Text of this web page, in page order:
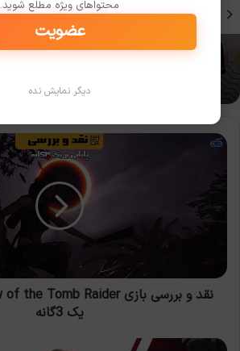
سیستم مورد نیاز برای اجرای بازی Pikuniku
نقد
Raider؛
پایانی
3گانه
یک 3گانه
به‌روزرسانی
محتواهای ویژه مطلع شوید.
عضویت
دیگر نمایش نده